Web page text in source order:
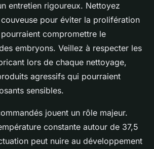
entretien rigoureux. Nettoyez
pour éviter la prolifération
compromettre le
embryons. Veillez à respecter les
lors de chaque nettoyage,
agressifs qui pourraient
sensibles.
jouent un rôle majeur.
constante autour de 37,5
peut nuire au développement